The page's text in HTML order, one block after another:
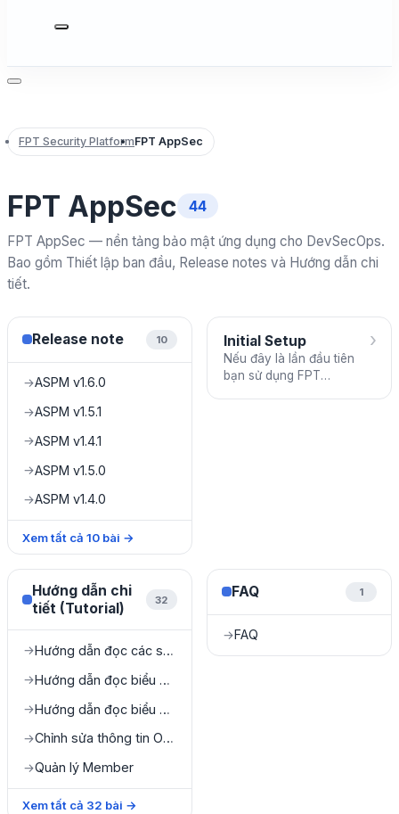
FPT Security PlatformFPT AppSec
FPT AppSec 44
FPT AppSec — nền tảng bảo mật ứng dụng cho DevSecOps.
Bao gồm Thiết lập ban đầu, Release notes và Hướng dẫn chi
tiết.
Release note 10
→ASPM v1.6.0
→ASPM v1.5.1
→ASPM v1.4.1
→ASPM v1.5.0
→ASPM v1.4.0
Xem tất cả 10 bài →
Initial Setup
Nếu đây là lần đầu tiên
bạn sử dụng FPT
›
Hướng dẫn chi
tiết (Tutorial)
32
→ Hướng dẫn đọc các số liệu Dashboard
→ Hướng dẫn đọc biểu đồ Issue by team
→ Hướng dẫn đọc biểu đồ Asset by team
→ Chỉnh sửa thông tin Organization
→Quản lý Member
Xem tất cả 32 bài →
FAQ 1
→FAQ